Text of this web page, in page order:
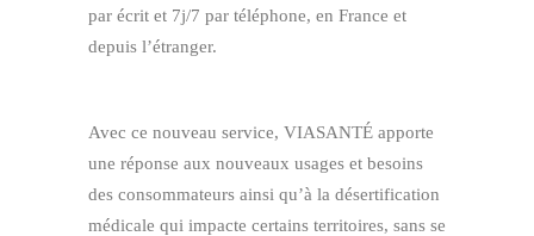
par écrit et 7j/7 par téléphone, en France et
depuis l’étranger.
Avec ce nouveau service, VIASANTÉ apporte
une réponse aux nouveaux usages et besoins
des consommateurs ainsi qu’à la désertification
médicale qui impacte certains territoires, sans se